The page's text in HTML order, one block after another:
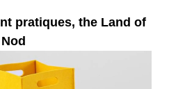
pratiques, the Land of
Nod